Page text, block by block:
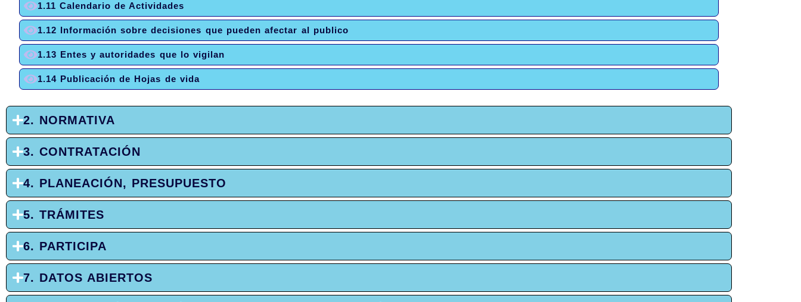
1.11 Calendario de Actividades
1.12 Información sobre decisiones que pueden afectar al publico
1.13 Entes y autoridades que lo vigilan
1.14 Publicación de Hojas de vida
2. NORMATIVA
3. CONTRATACIÓN
4. PLANEACIÓN, PRESUPUESTO
5. TRÁMITES
6. PARTICIPA
7. DATOS ABIERTOS